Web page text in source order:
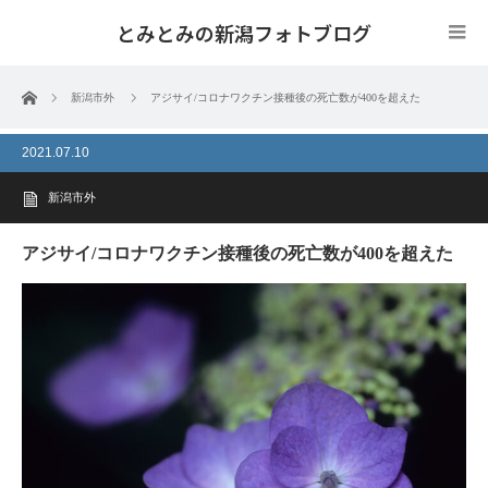
とみとみの新潟フォトブログ
ホーム 新潟市外 アジサイ/コロナワクチン接種後の死亡数が400を超えた
2021.07.10
新潟市外
アジサイ/コロナワクチン接種後の死亡数が400を超えた